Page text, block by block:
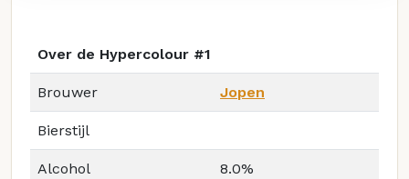
Over de Hypercolour #1
Brouwer Jopen
Bierstijl
Alcohol 8.0%